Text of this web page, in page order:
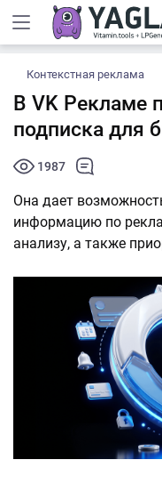
Контекстная реклама
В VK Рекламе
подписка для
1987
Она дает
информацию по
анализу, а также